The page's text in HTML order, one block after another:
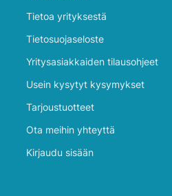
Tietoa yrityksestä
Tietosuojaseloste
Yritysasiakkaiden tilausohjeet
Usein kysytyt kysymykset
Tarjoustuotteet
Ota meihin yhteyttä
Kirjaudu sisään